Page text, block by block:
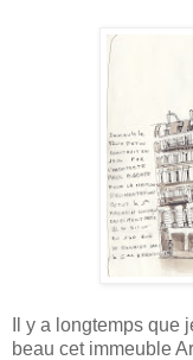
Il y a longtemps
beau cet immeuble